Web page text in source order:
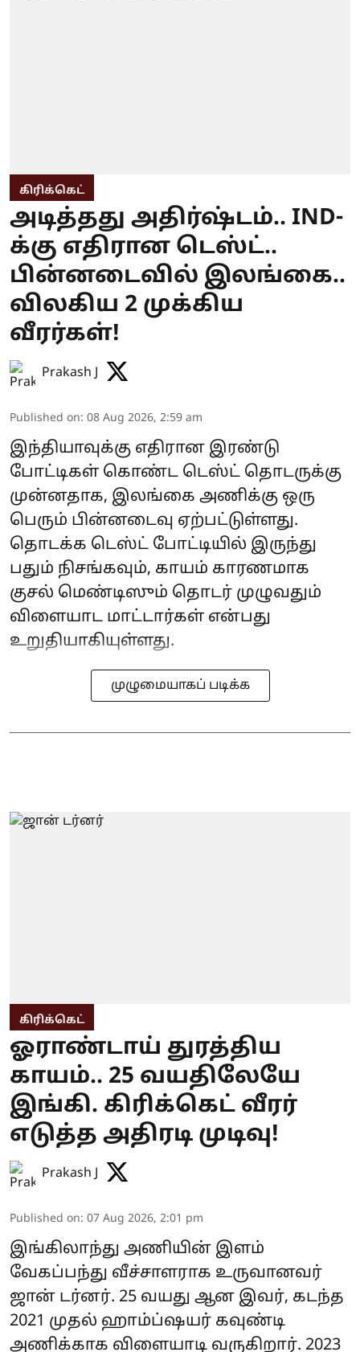
கிரிக்கெட்
அடித்தது அதிர்ஷ்டம்.. IND-
க்கு எதிரான டெஸ்ட்..
பின்னடைவில் இலங்கை..
விலகிய 2 முக்கிய
வீரர்கள்!
Prakash J
Published on: 08 Aug 2026, 2:59 am
இந்தியாவுக்கு எதிரான இரண்டு
போட்டிகள் கொண்ட டெஸ்ட் தொடருக்கு
முன்னதாக, இலங்கை அணிக்கு ஒரு
பெரும் பின்னடைவு ஏற்பட்டுள்ளது.
தொடக்க டெஸ்ட் போட்டியில் இருந்து
பதும் நிசங்கவும், காயம் காரணமாக
குசல் மெண்டிஸும் தொடர் முழுவதும்
விளையாட மாட்டார்கள் என்பது
உறுதியாகியுள்ளது.
முழுமையாகப் படிக்க
கிரிக்கெட்
ஓராண்டாய் துரத்திய
காயம்.. 25 வயதிலேயே
இங்கி. கிரிக்கெட் வீரர்
எடுத்த அதிரடி முடிவு!
Prakash J
Published on: 07 Aug 2026, 2:01 pm
இங்கிலாந்து அணியின் இளம்
வேகப்பந்து வீச்சாளராக உருவானவர்
ஜான் டர்னர். 25 வயது ஆன இவர், கடந்த
2021 முதல் ஹாம்ப்ஷயர் கவுண்டி
அணிக்காக விளையாடி வருகிறார். 2023